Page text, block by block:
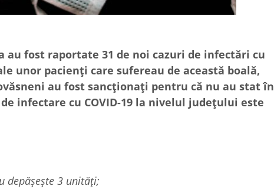
au fost raportate 31 de noi cazuri de infectări cu
unor pacienți care sufereau de această boală,
au fost sancționați pentru că nu au stat în
infectare cu COVID-19 la nivelul județului este
depășește 3 unități;